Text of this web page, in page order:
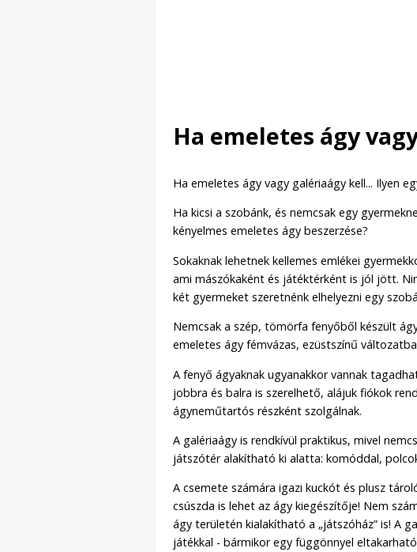
Ha emeletes ágy
Ha emeletes ágy vagy galériaágy kell... Ilyen
Ha kicsi a szobánk, és nemcsak egy
kényelmes emeletes ágy beszerzése?
Sokaknak lehetnek kellemes emlékei
ami mászókaként és játéktérként is jól jött.
két gyermeket szeretnénk elhelyezni egy
Nemcsak a szép, tömörfa fenyőből készült
emeletes ágy fémvázas, ezüstszínű
A fenyő ágyaknak ugyanakkor vannak
jobbra és balra is szerelhető, alájuk fiókok
ágyneműtartós részként szolgálnak.
A galériaágy is rendkívül praktikus, mivel
játszótér alakítható ki alatta: komóddal,
A csemete számára igazi kuckót és plusz
csúszda is lehet az ágy kiegészítője! Nem
ágy területén kialakítható a „játszóház” is! A
játékkal - bármikor egy függönnyel